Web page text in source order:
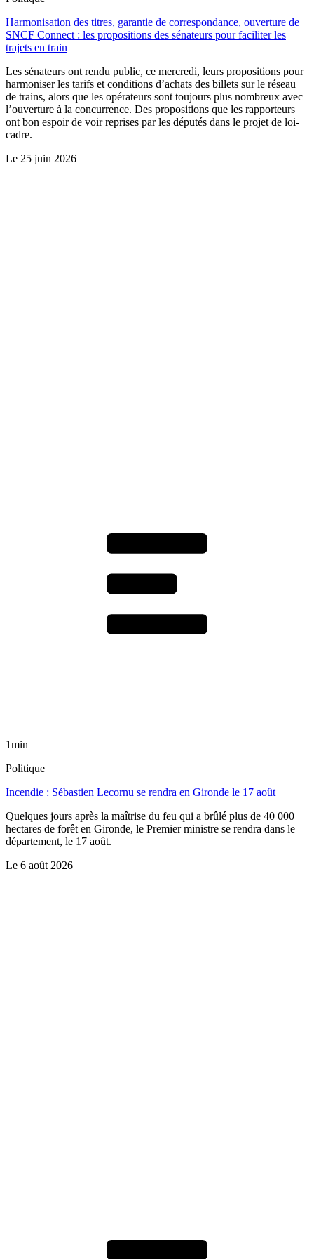
Harmonisation des titres, garantie de correspondance, ouverture de
SNCF Connect : les propositions des sénateurs pour faciliter les
trajets en train
Les sénateurs ont rendu public, ce mercredi, leurs propositions pour
harmoniser les tarifs et conditions d’achats des billets sur le réseau
de trains, alors que les opérateurs sont toujours plus nombreux avec
l’ouverture à la concurrence. Des propositions que les rapporteurs
ont bon espoir de voir reprises par les députés dans le projet de loi-
cadre.
Le 25 juin 2026
1min
Politique
Incendie : Sébastien Lecornu se rendra en Gironde le 17 août
Quelques jours après la maîtrise du feu qui a brûlé plus de 40 000
hectares de forêt en Gironde, le Premier ministre se rendra dans le
département, le 17 août.
Le 6 août 2026